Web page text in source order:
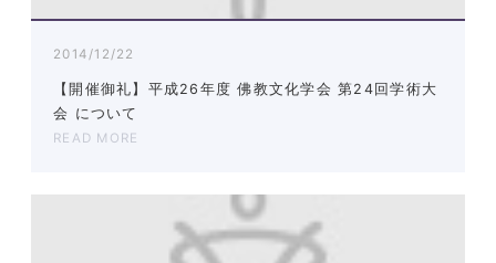
2014/12/22
【開催御礼】平成26年度 佛教文化学会 第24回学術大
会 について
READ MORE